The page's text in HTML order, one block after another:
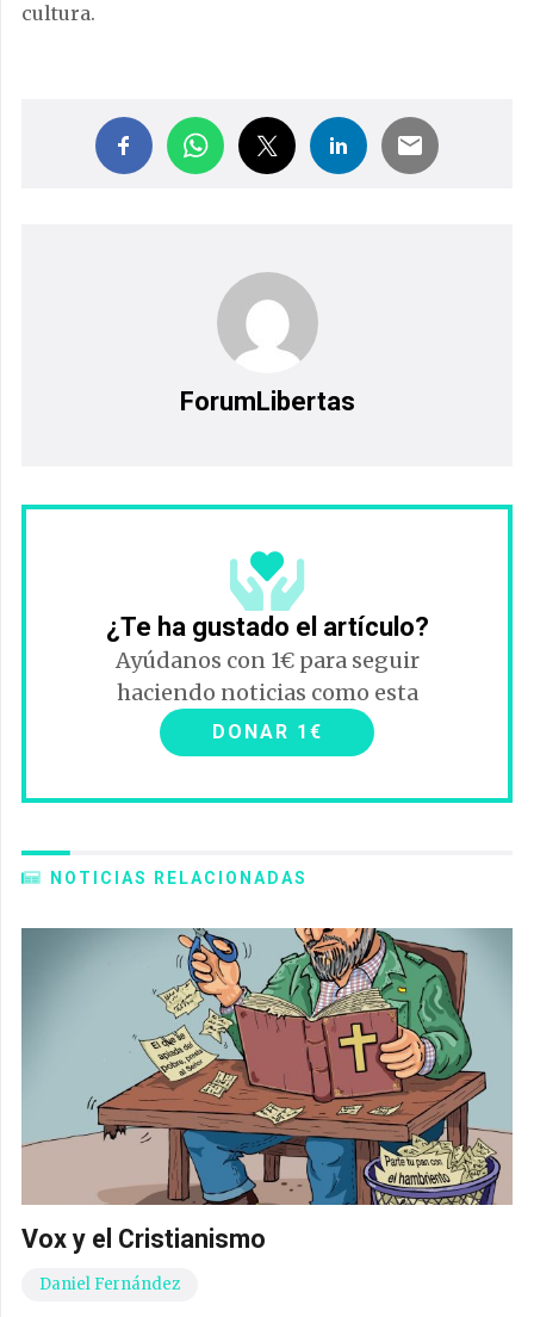
cultura.
ForumLibertas
¿Te ha gustado el artículo?
Ayúdanos con 1€ para seguir
haciendo noticias como esta
DONAR 1€
NOTICIAS RELACIONADAS
Vox y el Cristianismo
Daniel Fernández